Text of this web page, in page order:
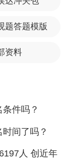
准！
览表！抢先
题答题模版
资料
件吗？
间了吗？
人 创近年